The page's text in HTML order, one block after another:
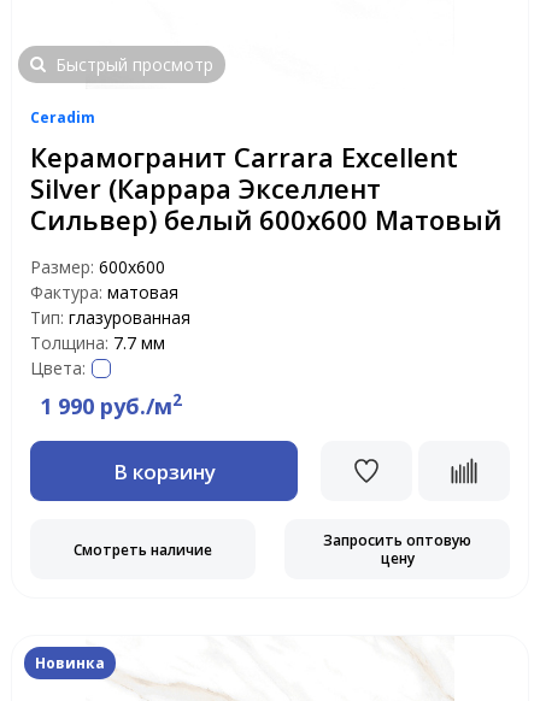
Быстрый просмотр
Ceradim
Керамогранит Carrara Excellent
Silver (Каррара Экселлент
Сильвер) белый 600х600 Матовый
Размер: 600х600
Фактура: матовая
Тип: глазурованная
Толщина: 7.7 мм
Цвета:
1 990 руб./м2
В корзину
Смотреть наличие
Запросить оптовую
цену
Новинка